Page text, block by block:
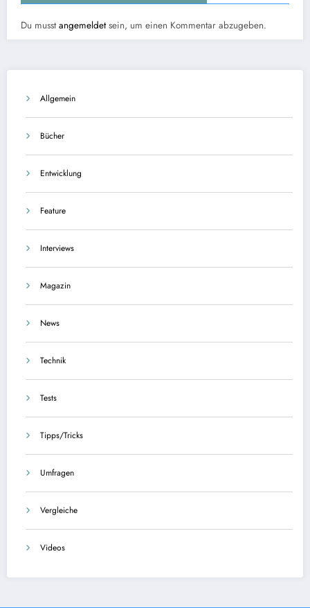
Du musstangemeldetsein, um einen Kommentar abzugeben.
Allgemein
Bücher
Entwicklung
Feature
Interviews
Magazin
News
Technik
Tests
Tipps/Tricks
Umfragen
Vergleiche
Videos